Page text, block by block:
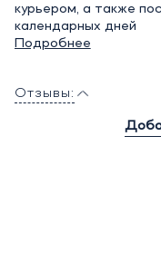
курьером, а также
календарных дней
Подробнее
Отзывы: